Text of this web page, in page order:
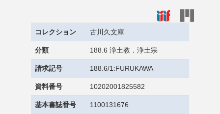
コレクション 古川久文庫
分類 188.6 浄土教．浄土宗
請求記号 188.6/1:FURUKAWA
資料番号 10202001825582
基本書誌番号 1100131676